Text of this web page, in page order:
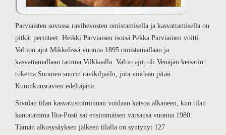
Parviaisten suvussa ravihevosten omistamisella ja kasvattamisella on
pitkät perinteet. Heikki Parviaisen isoisä Pekka Parviainen voitti
Valtion ajot Mikkelissä vuonna 1895 omistamallaan ja
kasvattamallaan tamma Vilkkaalla. Valtio ajot oli Venäjän keisarin
tukema Suomen suurin ravikilpailu, jota voidaan pitää
Kuninkuusravien edeltäjänä.
Sivolan tilan kasvatustoiminnan voidaan katsoa alkaneen, kun tilan
kantatamma Ilta-Posti sai ensimmäisen varsansa vuonna 1980.
Tämän alkusysäyksen jälkeen tilalla on syntynyt 127